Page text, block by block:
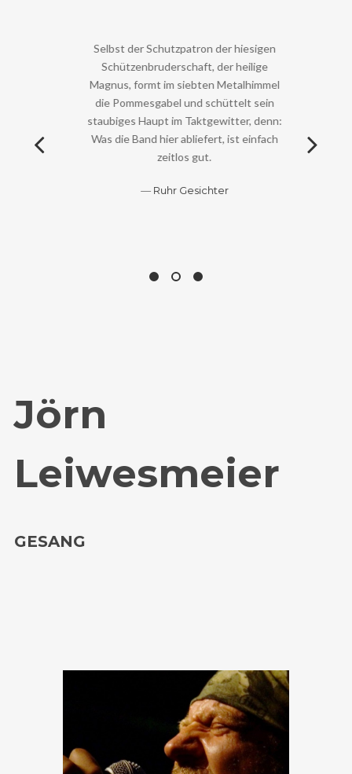
Selbst der Schutzpatron der hiesigen
Schützenbruderschaft, der heilige
Magnus, formt im siebten Metalhimmel
die Pommesgabel und schüttelt sein
staubiges Haupt im Taktgewitter, denn:
Was die Band hier abliefert, ist einfach
zeitlos gut.
Ruhr Gesichter
Jörn
Leiwesmeier
GESANG